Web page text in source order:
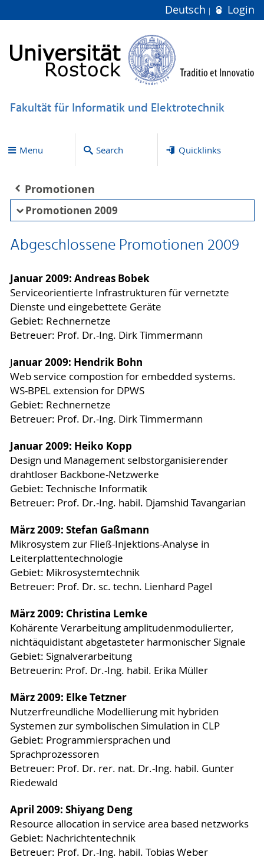
Deutsch Login
Fakultät für Informatik und Elektrotechnik
Menu Search Quicklinks
Promotionen
Promotionen 2009
Abgeschlossene Promotionen 2009
Januar 2009: Andreas Bobek
Serviceorientierte Infrastrukturen für vernetzte
Dienste und eingebettete Geräte
Gebiet: Rechnernetze
Betreuer: Prof. Dr.-Ing. Dirk Timmermann
Januar 2009: Hendrik Bohn
Web service compostion for embedded systems.
WS-BPEL extension for DPWS
Gebiet: Rechnernetze
Betreuer: Prof. Dr.-Ing. Dirk Timmermann
Januar 2009: Heiko Kopp
Design und Management selbstorganisierender
drahtloser Backbone-Netzwerke
Gebiet: Technische Informatik
Betreuer: Prof. Dr.-Ing. habil. Djamshid Tavangarian
März 2009: Stefan Gaßmann
Mikrosystem zur Fließ-Injektions-Analyse in
Leiterplattentechnologie
Gebiet: Mikrosystemtechnik
Betreuer: Prof. Dr. sc. techn. Lienhard Pagel
März 2009: Christina Lemke
Kohärente Verarbeitung amplitudenmodulierter,
nichtäquidistant abgetasteter harmonischer Signale
Gebiet: Signalverarbeitung
Betreuerin: Prof. Dr.-Ing. habil. Erika Müller
März 2009: Elke Tetzner
Nutzerfreundliche Modellierung mit hybriden
Systemen zur symbolischen Simulation in CLP
Gebiet: Programmiersprachen und
Sprachprozessoren
Betreuer: Prof. Dr. rer. nat. Dr.-Ing. habil. Gunter
Riedewald
April 2009: Shiyang Deng
Resource allocation in service area based netzworks
Gebiet: Nachrichtentechnik
Betreuer: Prof. Dr.-Ing. habil. Tobias Weber